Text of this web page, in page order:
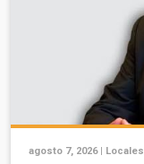
agosto 7, 2026 | Locales